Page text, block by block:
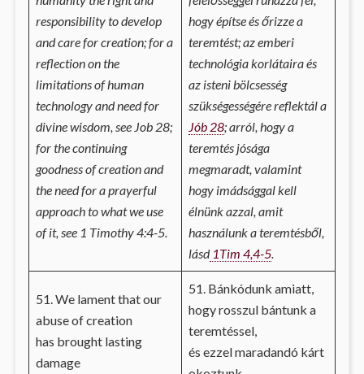
responsibility to develop
and care for creation; for a
reflection on the
limitations of human
technology and need for
divine wisdom, see Job 28;
for the continuing
goodness of creation and
the need for a prayerful
approach to what we use
of it, see 1 Timothy 4:4-5.
hogy építse és őrizze a
teremtést; az emberi
technológia korlátaira és
az isteni bölcsesség
szükségességére reflektál a
Jób 28; arról, hogy a
teremtés jósága
megmaradt, valamint
hogy imádsággal kell
élnünk azzal, amit
használunk a teremtésből,
lásd1Tim 4,4-5.
51. We lament that our
abuse of creation
has brought lasting
damage
51. Bánkódunk amiatt,
hogy rosszul bántunk a
teremtéssel,
és ezzel maradandó kárt